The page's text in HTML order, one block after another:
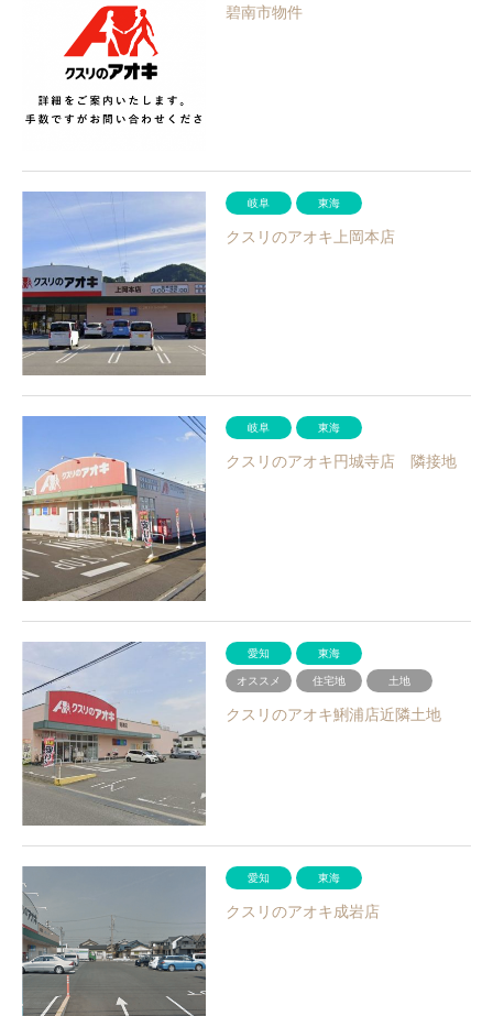
碧南市物件
岐阜 東海
クスリのアオキ上岡本店
岐阜 東海
クスリのアオキ円城寺店 隣接地
愛知 東海
オススメ 住宅地 土地
クスリのアオキ鯏浦店近隣土地
愛知 東海
クスリのアオキ成岩店